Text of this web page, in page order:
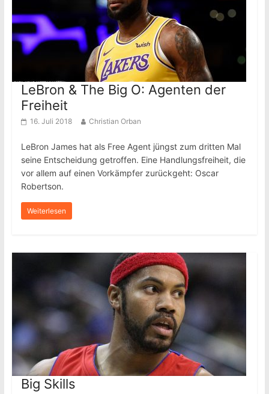
LeBron & The Big O: Agenten der
Freiheit
16. Juli 2018 Christian Orban
LeBron James hat als Free Agent jüngst zum dritten Mal
seine Entscheidung getroffen. Eine Handlungsfreiheit, die
vor allem auf einen Vorkämpfer zurückgeht: Oscar
Robertson.
Weiterlesen
Big Skills